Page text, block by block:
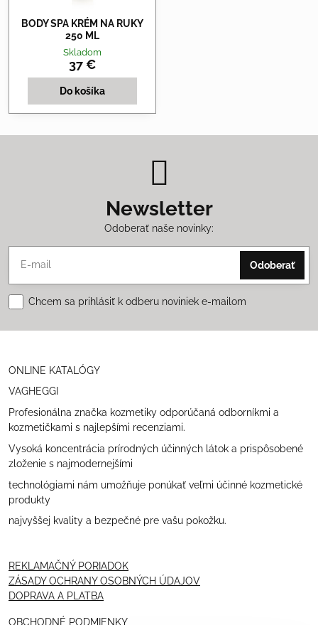
BODY SPA KRÉM NA RUKY
250 ML
Skladom
37 €
Do košíka
Newsletter
Odoberať naše novinky:
Odoberať
Chcem sa prihlásiť k odberu noviniek e-mailom
ONLINE KATALÓGY
VAGHEGGI
Profesionálna značka kozmetiky odporúčaná odborníkmi a
kozmetičkami s najlepšími recenziami.
Vysoká koncentrácia prírodných účinných látok a prispôsobené
zloženie s najmodernejšími
technológiami nám umožňuje ponúkať veľmi účinné kozmetické
produkty
najvyššej kvality a bezpečné pre vašu pokožku.
REKLAMAČNÝ PORIADOK
ZÁSADY OCHRANY OSOBNÝCH ÚDAJOV
DOPRAVA A PLATBA
OBCHODNÉ PODMIENKY